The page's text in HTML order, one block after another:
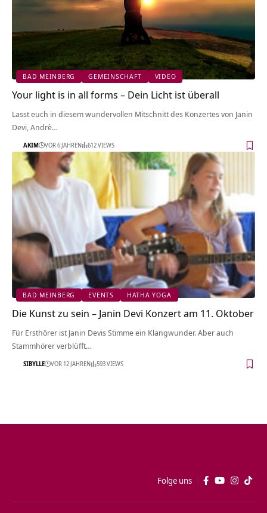
BAD MEINBERG GEMEINSCHAFT VIDEO
Your light is in all forms – Dein Licht ist überall
Lasst euch in diesem wundervollen Mitschnitt des Konzertes von Janin
Devi, Andrè…
AKIM VOR 6 JAHREN 612 VIEWS
BAD MEINBERG EVENTS HATHA YOGA
Die Kunst zu sein – Janin Devi Konzert am 11. Oktober
Für Ersthörer ist Janin Devis Stimme ein Klangwunder. Aber auch
Stammhörer verblüfft…
SIBYLLE VOR 12 JAHREN 593 VIEWS
Folge uns